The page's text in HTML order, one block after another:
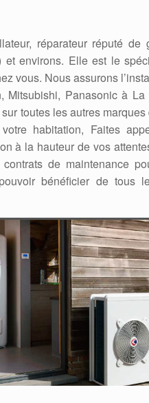
réparateur réputé
environs. Elle est le
vous. Nous assurons
Mitsubishi, Panasonic à
toutes les autres
habitation, Faites
à la hauteur de vos
de maintenance
bénéficier de tous